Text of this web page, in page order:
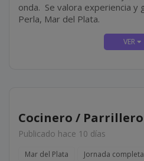
onda. Se valora experiencia y ganas de crecer. La
Perla, Mar del Plata.
Cocinero / Parrillero
Publicado hace 10 días
Mar del Plata Jornada completa